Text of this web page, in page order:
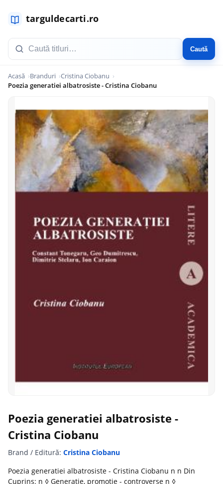
Caută
Acasă Branduri Cristina Ciobanu
Poezia generatiei albatrosiste - Cristina Ciobanu
Poezia generatiei albatrosiste -
Cristina Ciobanu
Brand / Editură: Cristina Ciobanu
Poezia generatiei albatrosiste - Cristina Ciobanu n n Din
Cuprins: n ◊ Generatie, promotie - controverse n ◊